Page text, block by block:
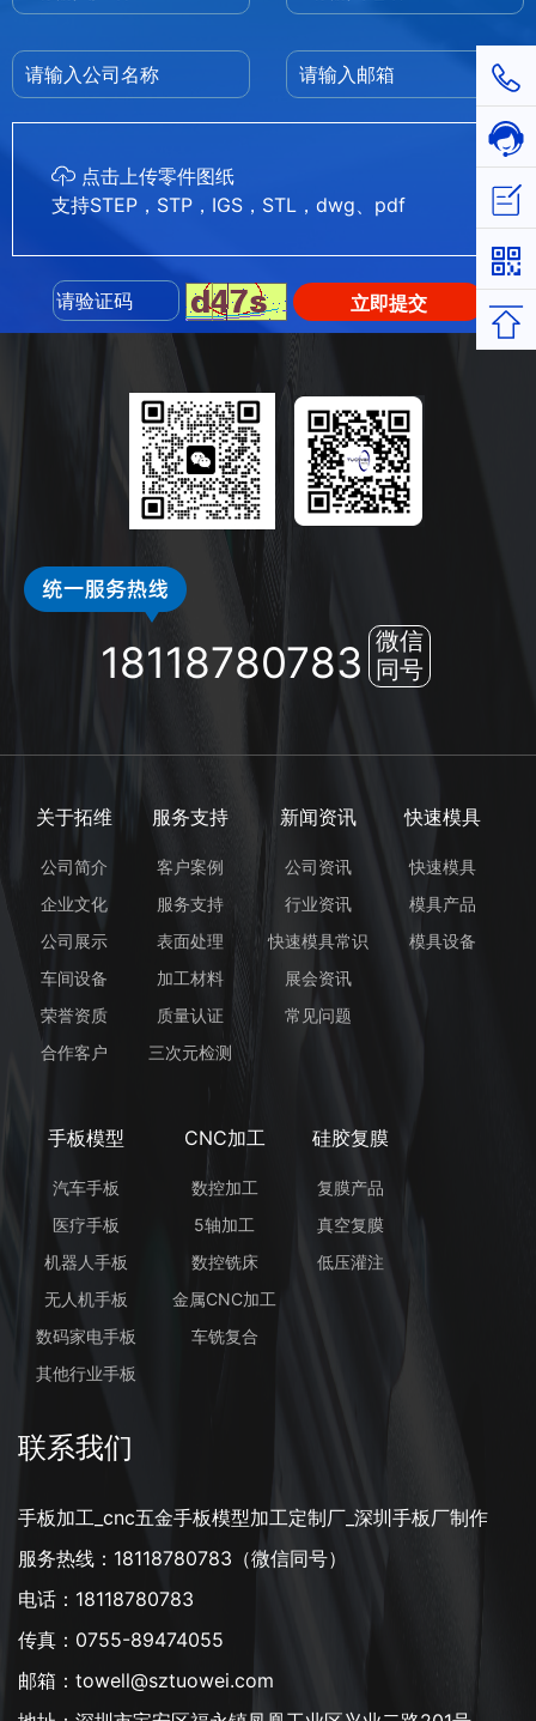
点击上传零件图纸
支持STEP，STP，IGS，STL，dwg、pdf
立即提交
18118780783 微信
同号
关于拓维
公司简介
企业文化
公司展示
车间设备
荣誉资质
合作客户
服务支持
客户案例
服务支持
表面处理
加工材料
质量认证
三次元检测
新闻资讯
公司资讯
行业资讯
快速模具常识
展会资讯
常见问题
快速模具
快速模具
模具产品
模具设备
手板模型
汽车手板
医疗手板
机器人手板
无人机手板
数码家电手板
其他行业手板
CNC加工
数控加工
5轴加工
数控铣床
金属CNC加工
车铣复合
硅胶复膜
复膜产品
真空复膜
低压灌注
联系我们
手板加工_cnc五金手板模型加工定制厂_深圳手板厂制作
服务热线：18118780783（微信同号）
电话：18118780783
传真：0755-89474055
邮箱：towell@sztuowei.com
在线
立即
返回